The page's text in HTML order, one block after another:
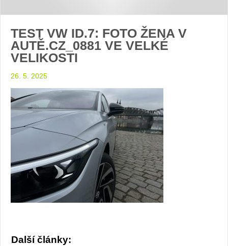
TEST VW ID.7: FOTO ŽENA V
AUTĚ.CZ_0881 VE VELKÉ
VELIKOSTI
26. 5. 2025
Další články: